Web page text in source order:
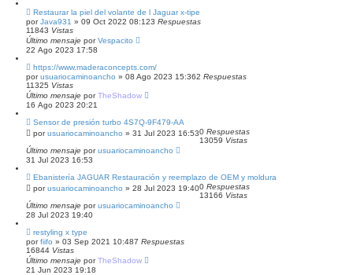
Restaurar la piel del volante de l Jaguar x-tipe
porJava931 » 09 Oct 2022 08:123 Respuestas
11843 Vistas
Último mensaje porVespacito
22 Ago 2023 17:58
https://www.maderaconcepts.com/
porusuariocaminoancho » 08 Ago 2023 15:362 Respuestas
11325 Vistas
Último mensaje porTheShadow
16 Ago 2023 20:21
Sensor de presión turbo 4S7Q-9F479-AA
porusuariocaminoancho » 31 Jul 2023 16:530 Respuestas
13059 Vistas
Último mensaje porusuariocaminoancho
31 Jul 2023 16:53
Ebanistería JAGUAR Restauración y reemplazo de OEM y moldura
porusuariocaminoancho » 28 Jul 2023 19:400 Respuestas
13166 Vistas
Último mensaje porusuariocaminoancho
28 Jul 2023 19:40
restyling x type
porfiifo » 03 Sep 2021 10:487 Respuestas
16844 Vistas
Último mensaje porTheShadow
21 Jun 2023 19:18